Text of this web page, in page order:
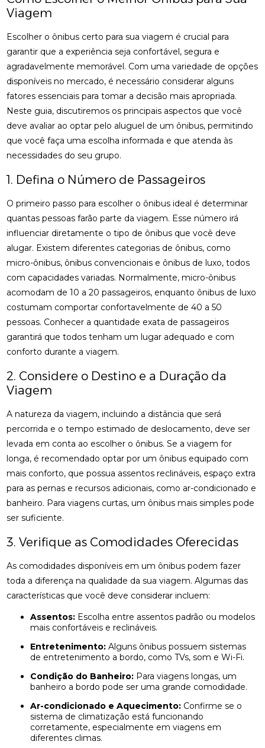
Viagem
Escolher o ônibus certo para sua viagem é crucial para
garantir que a experiência seja confortável, segura e
agradavelmente memorável. Com uma variedade de opções
disponíveis no mercado, é necessário considerar alguns
fatores essenciais para tomar a decisão mais apropriada.
Neste guia, discutiremos os principais aspectos que você
deve avaliar ao optar pelo aluguel de um ônibus, permitindo
que você faça uma escolha informada e que atenda às
necessidades do seu grupo.
1. Defina o Número de Passageiros
O primeiro passo para escolher o ônibus ideal é determinar
quantas pessoas farão parte da viagem. Esse número irá
influenciar diretamente o tipo de ônibus que você deve
alugar. Existem diferentes categorias de ônibus, como
micro-ônibus, ônibus convencionais e ônibus de luxo, todos
com capacidades variadas. Normalmente, micro-ônibus
acomodam de 10 a 20 passageiros, enquanto ônibus de luxo
costumam comportar confortavelmente de 40 a 50
pessoas. Conhecer a quantidade exata de passageiros
garantirá que todos tenham um lugar adequado e com
conforto durante a viagem.
2. Considere o Destino e a Duração da
Viagem
A natureza da viagem, incluindo a distância que será
percorrida e o tempo estimado de deslocamento, deve ser
levada em conta ao escolher o ônibus. Se a viagem for
longa, é recomendado optar por um ônibus equipado com
mais conforto, que possua assentos reclináveis, espaço extra
para as pernas e recursos adicionais, como ar-condicionado e
banheiro. Para viagens curtas, um ônibus mais simples pode
ser suficiente.
3. Verifique as Comodidades Oferecidas
As comodidades disponíveis em um ônibus podem fazer
toda a diferença na qualidade da sua viagem. Algumas das
características que você deve considerar incluem:
Assentos: Escolha entre assentos padrão ou modelos
mais confortáveis e reclináveis.
Entretenimento: Alguns ônibus possuem sistemas
de entretenimento a bordo, como TVs, som e Wi-Fi.
Condição do Banheiro: Para viagens longas, um
banheiro a bordo pode ser uma grande comodidade.
Ar-condicionado e Aquecimento: Confirme se o
sistema de climatização está funcionando
corretamente, especialmente em viagens em
diferentes climas.